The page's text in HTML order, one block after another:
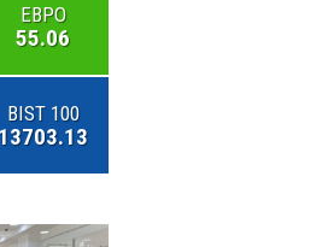
ЕВРО
55.06
BIST 100
13703.13